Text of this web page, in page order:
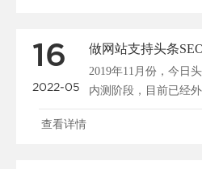
16
2022-05
2019年11月份，今日
内测阶段，目前已经
站点管理、......
查看详情